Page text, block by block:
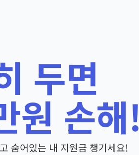
두면
원 손해!
숨어있는 내 지원금 챙기세요!